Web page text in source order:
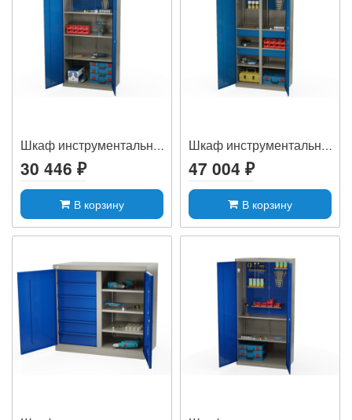
Шкаф инструментальный MLST14-030002
30 446 ₽
В корзину
Шкаф инструментальный MLST14-106042
47 004 ₽
В корзину